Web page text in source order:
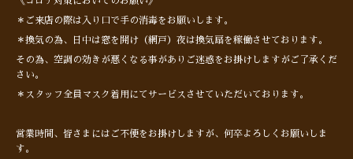
＊ご来店の際は入り口で手の消毒をお願いします。
＊換気の為、日中は窓を開け（網戸）夜は換気扇を稼働させております。
その為、空調の効きが悪くなる事がありご迷惑をお掛けしますがご了承くだ
さい。
＊スタッフ全員マスク着用にてサービスさせていただいております。
営業時間、皆さまにはご不便をお掛けしますが、何卒よろしくお願いしま
す。